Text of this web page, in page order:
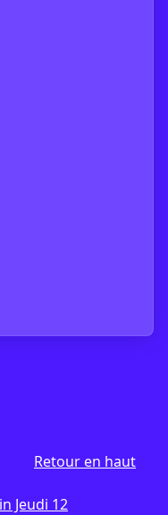
Retour en haut
Jeudi 12